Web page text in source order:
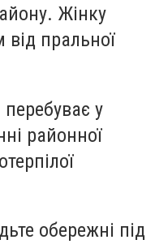
Жінку
пральної
у
районної
обережні під